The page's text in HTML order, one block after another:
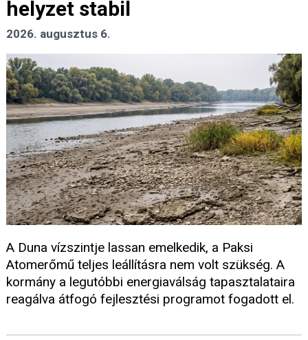
helyzet stabil
2026. augusztus 6.
A Duna vízszintje lassan emelkedik, a Paksi
Atomerőmű teljes leállításra nem volt szükség. A
kormány a legutóbbi energiaválság tapasztalataira
reagálva átfogó fejlesztési programot fogadott el.